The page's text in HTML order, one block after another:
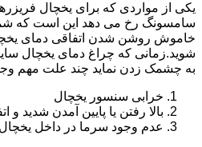
یکی از مواردی که برای یخچال
سامسونگ رخ می دهد این است که
خاموش روشن شدن اتفاقی دمای
شوید.زمانی که چراغ دمای یخچال
به چشمک زدن نماید چند علت مهم
خرابی سنسور یخچال
بالا رفتن یا پایین آمدن شدید و
عدم وجود سرما در داخل یخچال